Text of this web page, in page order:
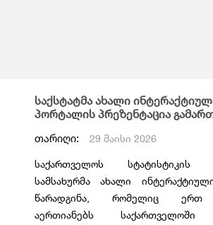
საქსტატმა ახალი
პორტალის პრეზენტაცია
თარიღი: 29 მაისი 2026
საქართველოს სტატისტიკის
სამსახურმა ახალი
წარადგინა, რომელიც ერთ
აერთიანებს საქართველოში